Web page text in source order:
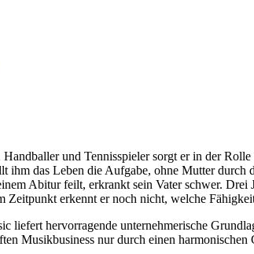
und Tennisspieler sorgt er in der
das Leben die Aufgabe, ohne Mutter durch
Abitur feilt, erkrankt sein Vater schwer.
erkennt er noch nicht, welche
hervorragende unternehmerische
Musikbusiness nur durch einen